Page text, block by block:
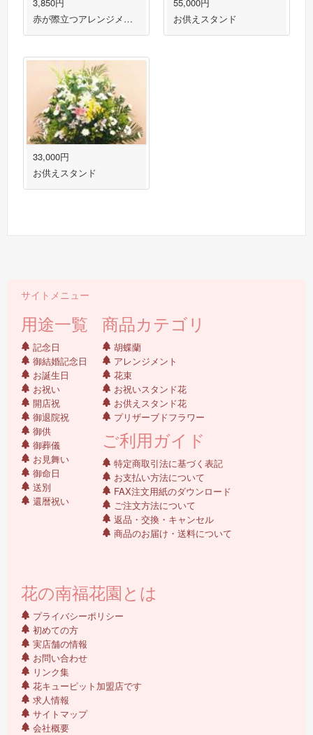
赤が際立つアレンジメント
お供えスタンド
33,000円
お供えスタンド
サイトメニュー
用途一覧
記念日
御結婚記念日
お誕生日
お祝い
開店祝
御退院祝
御供
御葬儀
お見舞い
御命日
送別
還暦祝い
商品カテゴリ
胡蝶蘭
アレンジメント
花束
お祝いスタンド花
お供えスタンド花
プリザーブドフラワー
ご利用ガイド
特定商取引法に基づく表記
お支払い方法について
FAX注文用紙のダウンロード
ご注文方法について
返品・交換・キャンセル
商品のお届け・送料について
花の南福花園とは
プライバシーポリシー
初めての方
実店舗の情報
お問い合わせ
リンク集
花キューピット加盟店です
求人情報
サイトマップ
会社概要